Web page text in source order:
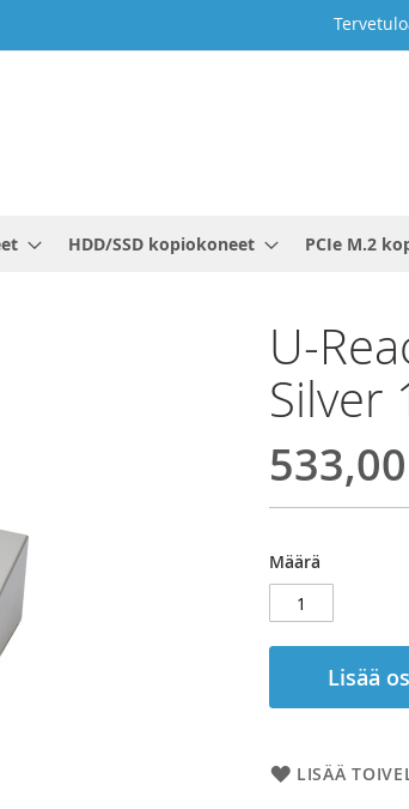
HDD/SSD kopiokoneet PCIe M.2
U-
Silver
Määrä
Lisää
LISÄÄ